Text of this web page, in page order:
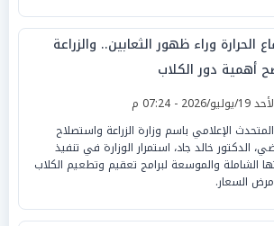
الحرارة وراء ظهور الثعابين.. والزراعة
أهمية دور الكلاب
يوليو/2026 - 07:24 م
الإعلامي باسم وزارة الزراعة واستصلاح
الدكتور خالد جاد، استمرار الوزارة في تنفيذ
الشاملة والموسعة لبرامج تعقيم وتطعيم الكلاب
السعار.